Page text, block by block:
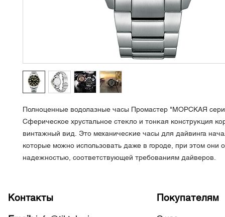
Полноценные водолазные часы Промастер "МОРСКАЯ
Сферическое хрустальное стекло и тонкая конструкция
винтажный вид. Это механические часы для дайвинга
которые можно использовать даже в городе, при этом они
надежностью, соответствующей требованиям дайверов.
Контакты Покупателям